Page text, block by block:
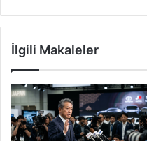
İlgili Makaleler